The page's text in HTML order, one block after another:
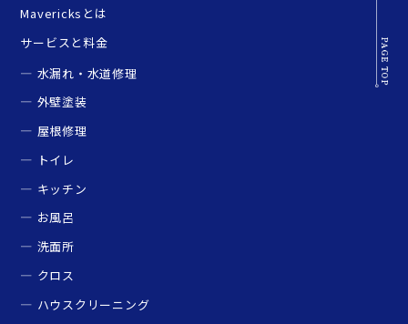
Mavericksとは
サービスと料金
水漏れ・水道修理
外壁塗装
屋根修理
トイレ
キッチン
お風呂
洗面所
クロス
ハウスクリーニング